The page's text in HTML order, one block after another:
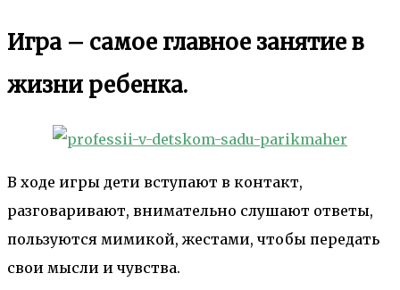
Игра – самое главное занятие в
жизни ребенка.
В ходе игры дети вступают в контакт,
разговаривают, внимательно слушают ответы,
пользуются мимикой, жестами, чтобы передать
свои мысли и чувства.